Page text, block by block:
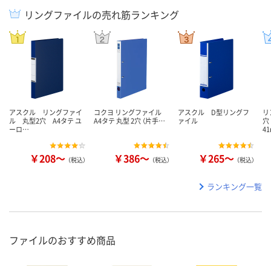
リングファイルの売れ筋ランキング
アスクル リングファイ
ル 丸型2穴 A4タテ ユ
ーロ…
￥208～ （税込）
コクヨ リングファイル
A4タテ 丸型 2穴 （片手…
￥386～ （税込）
アスクル D型リングフ
ァイル
￥265～ （税込）
ランキング一覧
ファイルのおすすめ商品